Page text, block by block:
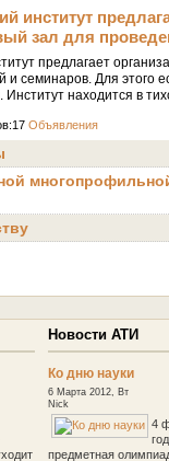
институт
зал для
предлагает
семинаров. Для этого
находится в
Объявления
Новости АТИ
Ко дню науки
6 Марта 2012, Вт
Nick
4
предметная